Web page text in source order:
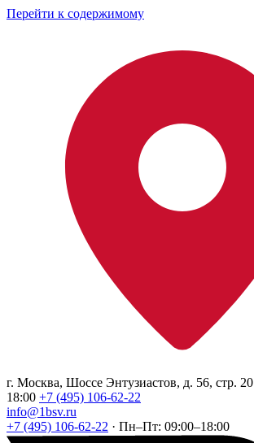
Перейти к содержимому
г. Москва, Шоссе Энтузиастов, д. 56, стр. 20
18:00 +7 (495) 106-62-22
info@1bsv.ru
+7 (495) 106-62-22 · Пн–Пт: 09:00–18:00